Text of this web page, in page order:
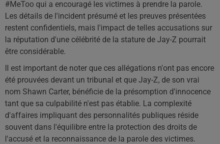
#MeToo qui a encouragé les victimes à prendre la parole.
Les détails de l'incident présumé et les preuves présentées
restent confidentiels, mais l'impact de telles accusations sur
la réputation d'une célébrité de la stature de Jay-Z pourrait
être considérable.
Il est important de noter que ces allégations n'ont pas encore
été prouvées devant un tribunal et que Jay-Z, de son vrai
nom Shawn Carter, bénéficie de la présomption d'innocence
tant que sa culpabilité n'est pas établie. La complexité
d'affaires impliquant des personnalités publiques réside
souvent dans l'équilibre entre la protection des droits de
l'accusé et la reconnaissance de la parole des victimes.